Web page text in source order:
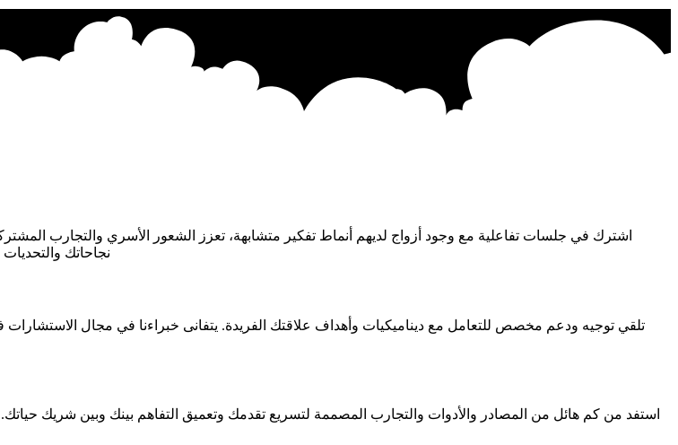
اشترك في جلسات تفاعلية مع وجود أزواج لديهم أنماط تفكير متشابهة، تعزز الشعور الأسري والتجارب
نجاحاتك
تلقي توجيه ودعم مخصص للتعامل مع ديناميكيات وأهداف علاقتك الفريدة. يتفانى خبراءنا في مجال
استفد من كم هائل من المصادر والأدوات والتجارب المصممة لتسريع تقدمك وتعميق التفاهم بينك وبين شريك